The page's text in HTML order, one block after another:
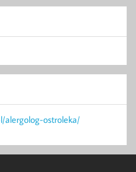
alergolog-ostroleka/